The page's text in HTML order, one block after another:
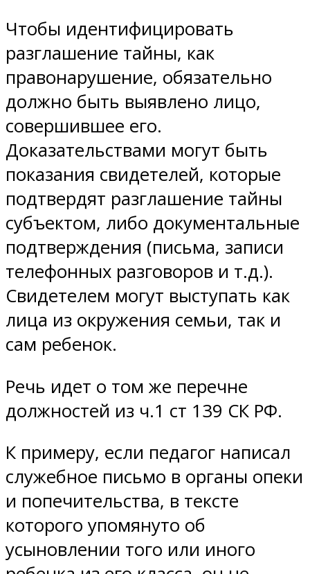
Чтобы идентифицировать
разглашение тайны, как
правонарушение, обязательно
должно быть выявлено лицо,
совершившее его.
Доказательствами могут быть
показания свидетелей, которые
подтвердят разглашение тайны
субъектом, либо документальные
подтверждения (письма, записи
телефонных разговоров и т.д.).
Свидетелем могут выступать как
лица из окружения семьи, так и
сам ребенок.
Речь идет о том же перечне
должностей из ч.1 ст 139 СК РФ.
К примеру, если педагог написал
служебное письмо в органы опеки
и попечительства, в тексте
которого упомянуто об
усыновлении того или иного